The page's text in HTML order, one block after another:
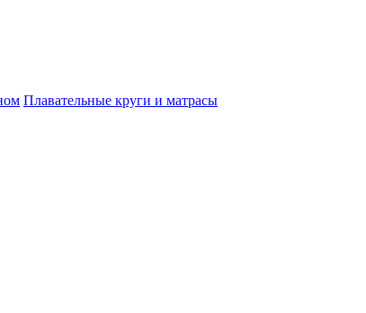
Плавательные круги и матрасы